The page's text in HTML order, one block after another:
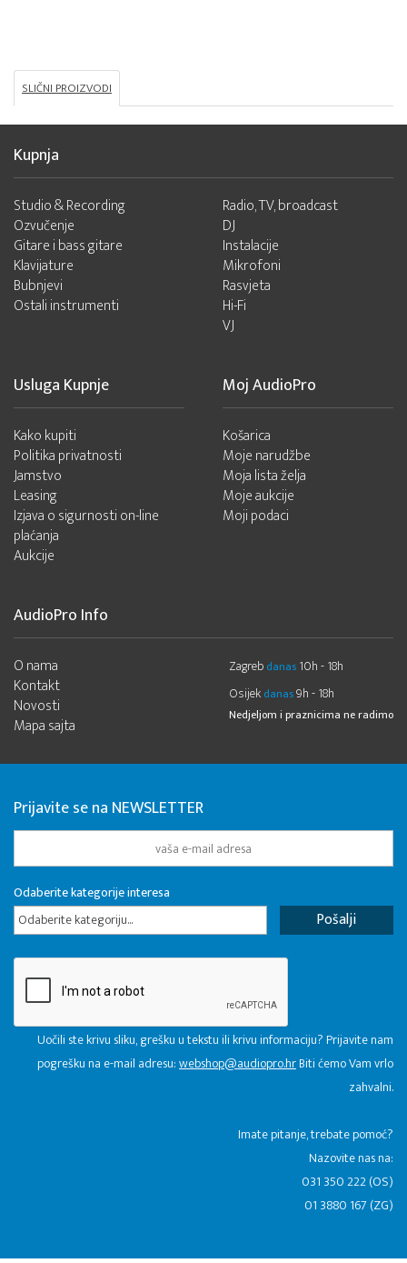
SLIČNI PROIZVODI
Kupnja
Studio & Recording
Ozvučenje
Gitare i bass gitare
Klavijature
Bubnjevi
Ostali instrumenti
Radio, TV, broadcast
DJ
Instalacije
Mikrofoni
Rasvjeta
Hi-Fi
VJ
Usluga Kupnje
Kako kupiti
Politika privatnosti
Jamstvo
Leasing
Izjava o sigurnosti on-line
plaćanja
Aukcije
Moj AudioPro
Košarica
Moje narudžbe
Moja lista želja
Moje aukcije
Moji podaci
AudioPro Info
O nama
Kontakt
Novosti
Mapa sajta
Zagreb danas 10h - 18h
Osijek danas9h - 18h
Nedjeljom i praznicima ne radimo
Prijavite se na NEWSLETTER
Odaberite kategorije interesa
Odaberite kategoriju...
Uočili ste krivu sliku, grešku u tekstu ili krivu informaciju? Prijavite nam
pogrešku na e-mail adresu:webshop@audiopro.hrBiti ćemo Vam vrlo
zahvalni.
​Imate pitanje, trebate pomoć?
Nazovite nas na:
031 350 222 (OS)
01 3880 167 (ZG)